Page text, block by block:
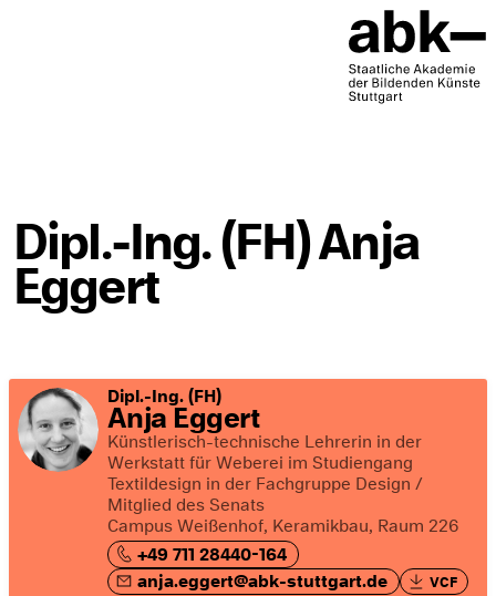
Dipl.-Ing. (FH) Anja
Eggert
Dipl.-Ing. (FH)
Anja Eggert
Künstlerisch-technische Lehrerin in der
Werkstatt für Weberei im Studiengang
Textildesign in der Fachgruppe Design /
Mitglied des Senats
Campus Weißenhof, Keramikbau, Raum 226
+49 711 28440-164
anja.eggert@abk-stuttgart.de
VCF